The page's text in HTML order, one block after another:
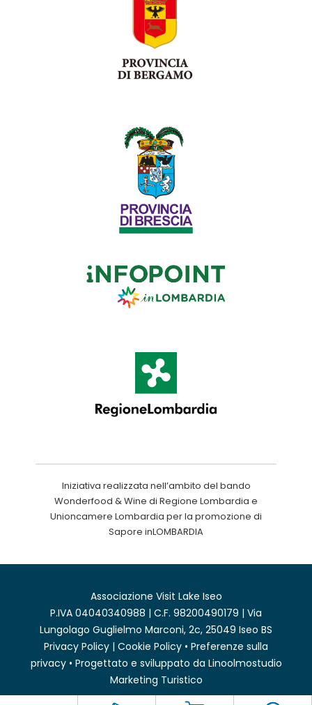
Iniziativa realizzata nell’ambito del bando
Wonderfood & Wine di Regione Lombardia e
Unioncamere Lombardia per la promozione di
Sapore inLOMBARDIA
Associazione Visit Lake Iseo
P.IVA 04040340988 | C.F. 98200490179 | Via
Lungolago Guglielmo Marconi, 2c, 25049 Iseo BS
Privacy Policy | Cookie Policy • Preferenze sulla
privacy• Progettato e sviluppato da Linoolmostudio
Marketing Turistico